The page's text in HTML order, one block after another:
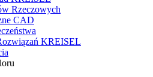
Rzeczowych
CAD
KREISEL